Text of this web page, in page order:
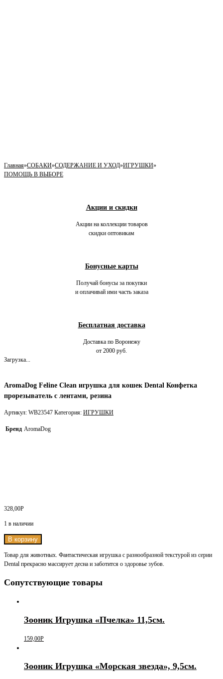
Главная»СОБАКИ»СОДЕРЖАНИЕ И УХОД»ИГРУШКИ»
ПОМОЩЬ В ВЫБОРЕ
Акции и скидки
Акции на коллекции товаров
скидки оптовикам
Бонусные карты
Получай бонусы за покупки
и оплачивай ими часть заказа
Бесплатная доставка
Доставка по Воронежу
от 2000 руб.
Загрузка...
AromaDog Feline Clean игрушка для кошек Dental Конфетка
прорезыватель с лентами, резина
Артикул: WB23547 Категория: ИГРУШКИ
Бренд AromaDog
328,00Р
1 в наличии
В корзину
Товар для животных. Фантастическая игрушка с разнообразной текстурой из серии
Dental прекрасно массирует десна и заботится о здоровье зубов.
Сопутствующие товары
Зооник Игрушка «Пчелка» 11,5см.
159,00Р
Зооник Игрушка «Морская звезда», 9,5см.